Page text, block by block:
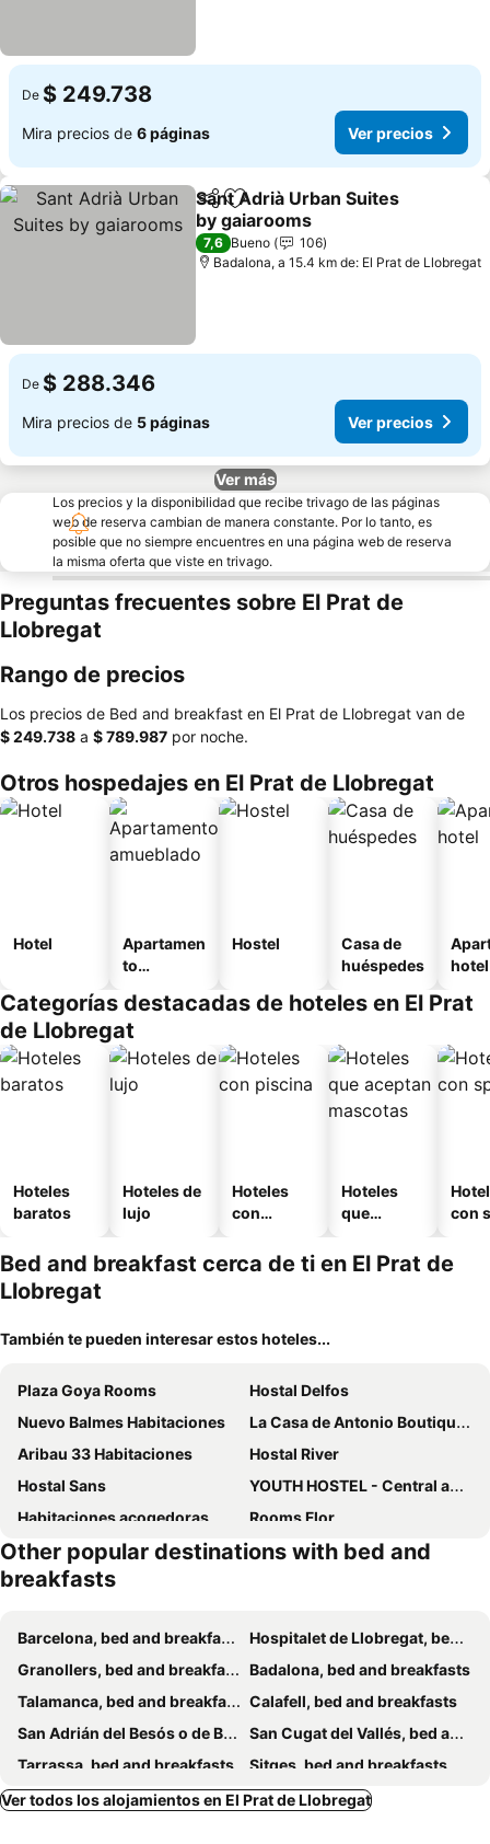
De $ 249.738
Mira precios de 6 páginas Ver precios
CompartirAgregar a favoritos
Sant Adrià Urban Suites
by gaiarooms
Ver precios
7,6 Bueno
106
Badalona, a 15.4 km de: El Prat de Llobregat
De $ 288.346
Mira precios de 5 páginas Ver precios
Ver más
Los precios y la disponibilidad que recibe trivago de las páginas
web de reserva cambian de manera constante. Por lo tanto, es
posible que no siempre encuentres en una página web de reserva
la misma oferta que viste en trivago.
Preguntas frecuentes sobre El Prat de
Llobregat
Rango de precios
Los precios de Bed and breakfast en El Prat de Llobregat van de
‎$ 249.738 a ‎$ 789.987 por noche.
Otros hospedajes en El Prat de Llobregat
Hotel
Apartamen
to
o
Hostel
Casa de
huéspedes
hotel
Categorías destacadas de hoteles en El Prat
de Llobregat
Hoteles
baratos
Hoteles de
lujo
Hoteles
con
Hoteles
que
mascotas
con
Bed and breakfast cerca de ti en El Prat de
Llobregat
También te pueden interesar estos hoteles...
Plaza Goya Rooms
Hostal Delfos
Nuevo Balmes Habitaciones
La Casa de Antonio Boutique Rooms
Aribau 33 Habitaciones
Hostal River
Hostal Sans
YOUTH HOSTEL - Central and Basic Drassanes
Habitaciones acogedoras
Rooms Flor
Casanova Guest House
Enzo Fira Guest House
Hostal Barcelona
Hostal Aslyp 114
Hostal Portugal
Paris Habitaciones
Pensión Villanueva
Barcelona Rooms 294
Pensión Peiró
Hostal Apolo
Hostal Orleans
Amistat City Hostel Barcelona
Habitaciones Nuevo Paris
Hostal Live Barcelona
Be Ramblas Guest House
Other popular destinations with bed and
breakfasts
Barcelona, bed and breakfasts
Hospitalet de Llobregat, bed and breakfasts
Granollers, bed and breakfasts
Badalona, bed and breakfasts
Talamanca, bed and breakfasts
Calafell, bed and breakfasts
San Adrián del Besós o de Besós, bed and breakfasts
San Cugat del Vallés, bed and breakfasts
Tarrassa, bed and breakfasts
Sitges, bed and breakfasts
San Quintín de Mediona, bed and breakfasts
Vendrell, bed and breakfasts
Ver todos los alojamientos en El Prat de Llobregat